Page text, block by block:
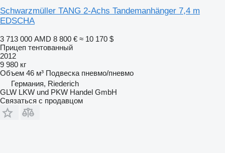
Schwarzmüller TANG 2-Achs Tandemanhänger 7,4 m
EDSCHA
3 713 000 AMD 8 800 € ≈ 10 170 $
Прицеп тентованный
2012
9 980 кг
Объем 46 м³ Подвеска пневмо/пневмо
Германия, Riederich
GLW LKW und PKW Handel GmbH
Связаться с продавцом